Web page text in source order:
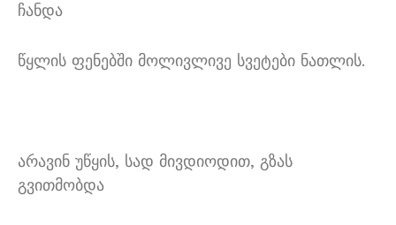
ჩანდა
წყლის ფენებში მოლივლივე სვეტები ნათლის.
არავინ უწყის, სად მივდიოდით, გზას
გვითმობდა